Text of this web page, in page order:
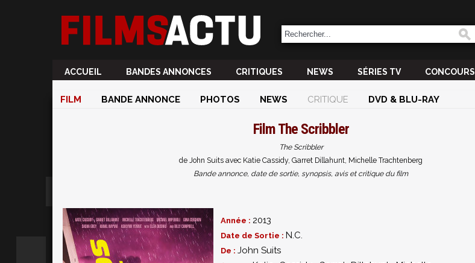
ACCUEIL BANDES ANNONCES CRITIQUES NEWS SÉRIES TV CONCOURS
FILM BANDE ANNONCE PHOTOS NEWS CRITIQUE DVD & BLU-RAY
FilmThe Scribbler
The Scribbler
de John Suits avec Katie Cassidy, Garret Dillahunt, Michelle Trachtenberg
Bande annonce, date de sortie, synopsis, avis et critique du film
Année : 2013
Date de Sortie : N.C.
De : John Suits